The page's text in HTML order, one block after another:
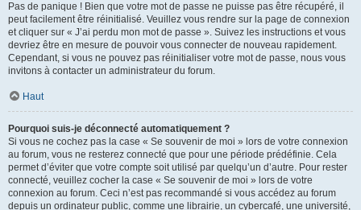
Pas de panique ! Bien que votre mot de passe ne puisse pas être récupéré, il
peut facilement être réinitialisé. Veuillez vous rendre sur la page de connexion
et cliquer sur « J’ai perdu mon mot de passe ». Suivez les instructions et vous
devriez être en mesure de pouvoir vous connecter de nouveau rapidement.
Cependant, si vous ne pouvez pas réinitialiser votre mot de passe, nous vous
invitons à contacter un administrateur du forum.
Haut
Pourquoi suis-je déconnecté automatiquement ?
Si vous ne cochez pas la case « Se souvenir de moi » lors de votre connexion
au forum, vous ne resterez connecté que pour une période prédéfinie. Cela
permet d’éviter que votre compte soit utilisé par quelqu’un d’autre. Pour rester
connecté, veuillez cocher la case « Se souvenir de moi » lors de votre
connexion au forum. Ceci n’est pas recommandé si vous accédez au forum
depuis un ordinateur public, comme une librairie, un cybercafé, une université,